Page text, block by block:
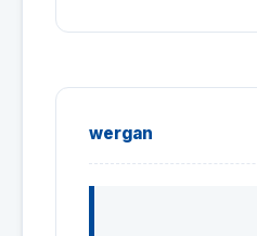
wergan